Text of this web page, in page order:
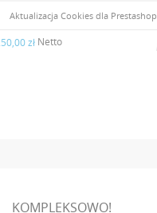
Aktualizacja Cookies dla Prestashop
złNetto
KOMPLEKSOWO!